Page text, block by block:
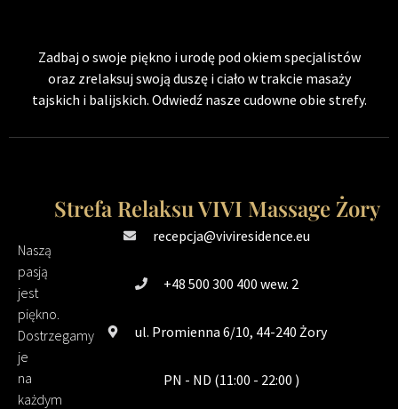
Zadbaj o swoje piękno i urodę pod okiem specjalistów
oraz zrelaksuj swoją duszę i ciało w trakcie masaży
tajskich i balijskich. Odwiedź nasze cudowne obie strefy.
Naszą
pasją
jest
piękno.
Dostrzegamy
je
na
każdym
Strefa Relaksu VIVI Massage Żory
recepcja@viviresidence.eu
+48 500 300 400 wew. 2
ul. Promienna 6/10, 44-240 Żory
PN - ND (11:00 - 22:00 )